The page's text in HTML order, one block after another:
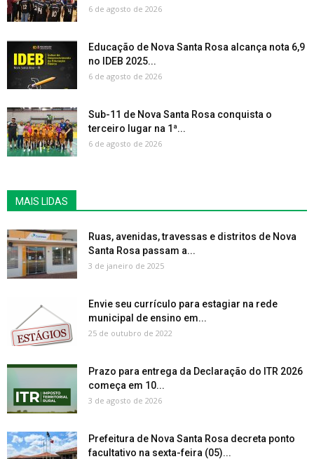
6 de agosto de 2026
Educação de Nova Santa Rosa alcança nota 6,9
no IDEB 2025...
6 de agosto de 2026
Sub-11 de Nova Santa Rosa conquista o
terceiro lugar na 1ª...
6 de agosto de 2026
MAIS LIDAS
Ruas, avenidas, travessas e distritos de Nova
Santa Rosa passam a...
3 de janeiro de 2025
Envie seu currículo para estagiar na rede
municipal de ensino em...
25 de outubro de 2022
Prazo para entrega da Declaração do ITR 2026
começa em 10...
3 de agosto de 2026
Prefeitura de Nova Santa Rosa decreta ponto
facultativo na sexta-feira (05)...